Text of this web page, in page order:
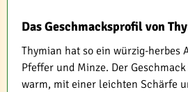
Das Geschmacksprofil von
Thymian hat so ein würzig-herbes
Pfeffer und Minze. Der
warm, mit einer leichten Schärfe